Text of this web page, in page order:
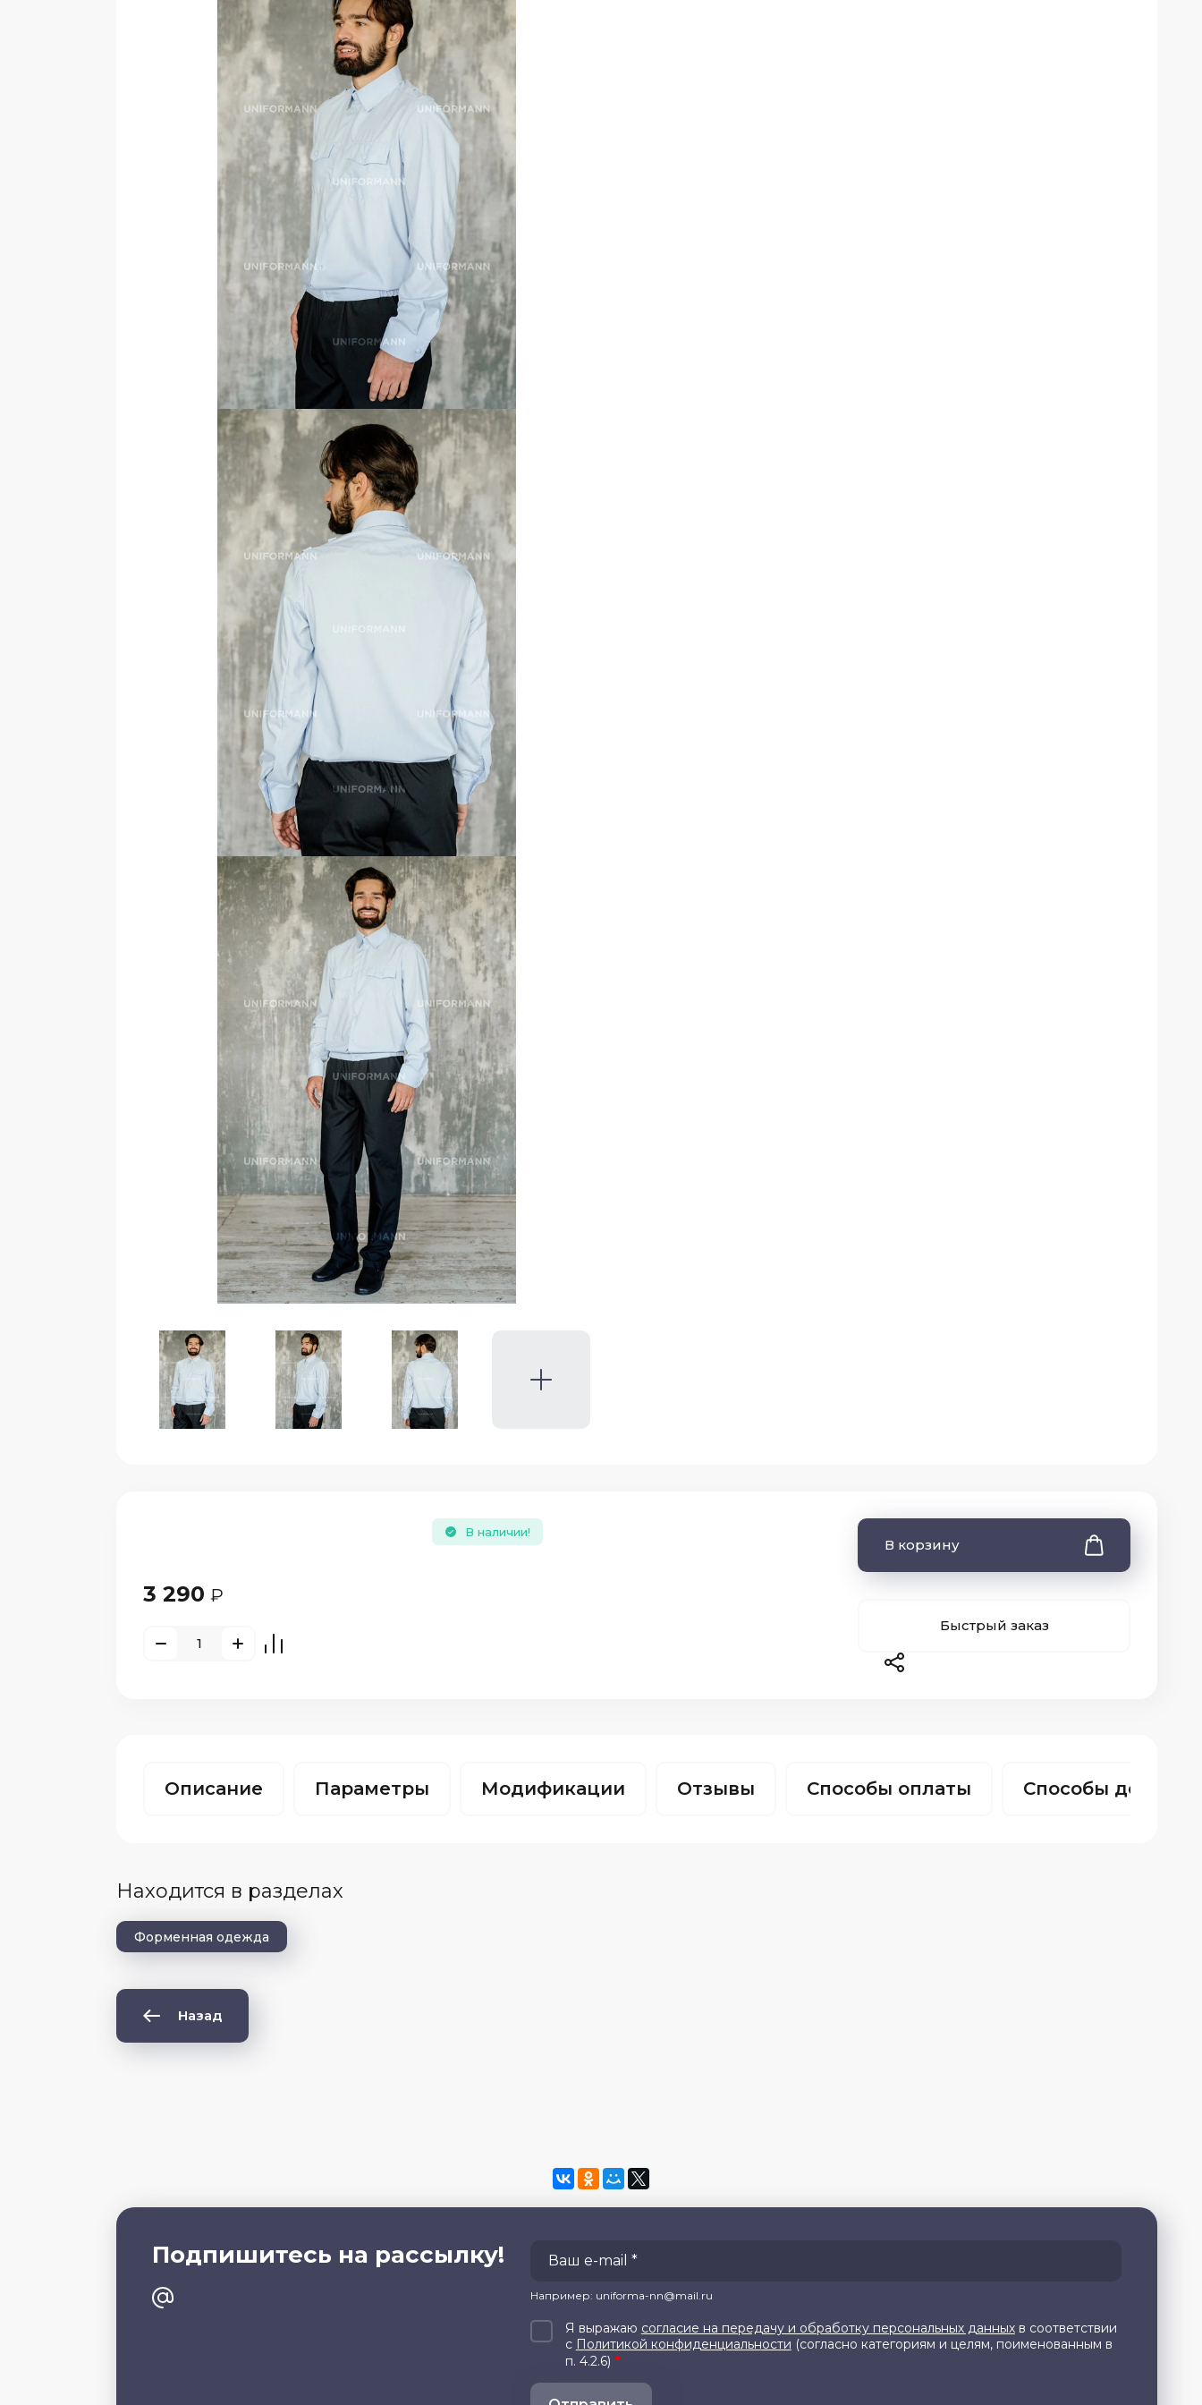
В наличии!
3 290 ₽
В корзину
Быстрый заказ
Описание Параметры Модификации Отзывы Способы оплаты Способы
Находится в разделах
Форменная одежда
Назад
Подпишитесь на рассылку!
Например: uniforma-nn@mail.ru
Я выражаю согласие на передачу и обработку персональных данныхв соответствии
с Политикой конфиденциальности (согласно категориям и целям, поименованным в
п. 4.2.6) *